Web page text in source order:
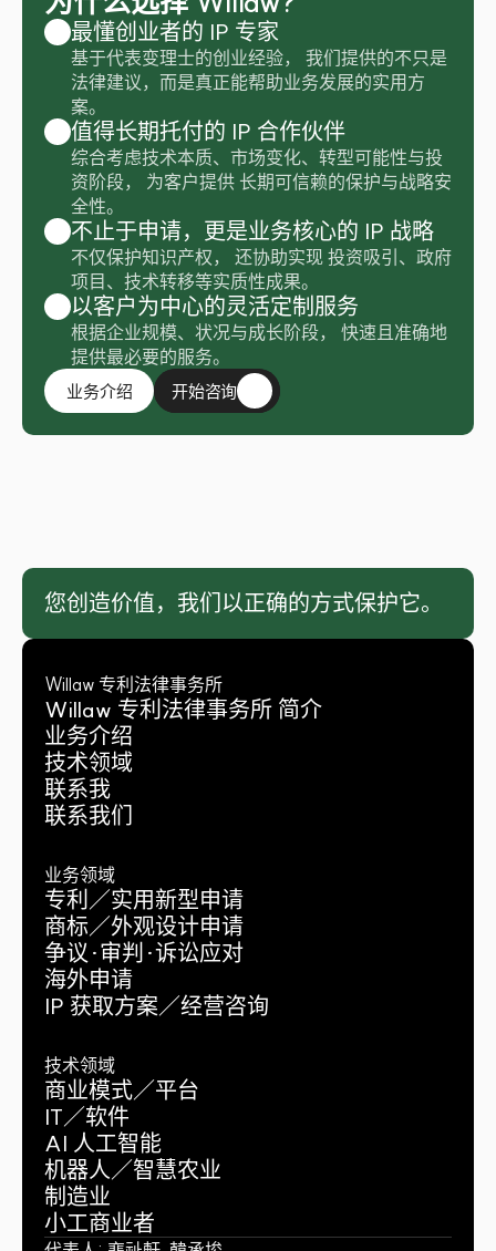
最懂创业者的 IP 专家
基于代表变理士的创业经验， 我们提供的不只是
法律建议，而是真正能帮助业务发展的实用方
案。
值得长期托付的 IP 合作伙伴
综合考虑技术本质、市场变化、转型可能性与投
资阶段， 为客户提供 长期可信赖的保护与战略安
全性。
不止于申请，更是业务核心的 IP 战略
不仅保护知识产权， 还协助实现 投资吸引、政府
项目、技术转移等实质性成果。
以客户为中心的灵活定制服务
根据企业规模、状况与成长阶段， 快速且准确地
提供最必要的服务。
业务介绍
开始咨询 开始咨询
您创造价值，我们以正确的方式保护它。
Willaw 专利法律事务所
Willaw 专利法律事务所 简介
业务介绍
技术领域
联系我
联系我们
业务领域
专利／实用新型申请
商标／外观设计申请
争议·审判·诉讼应对
海外申请
IP 获取方案／经营咨询
技术领域
商业模式／平台
IT／软件
AI 人工智能
机器人／智慧农业
制造业
小工商业者